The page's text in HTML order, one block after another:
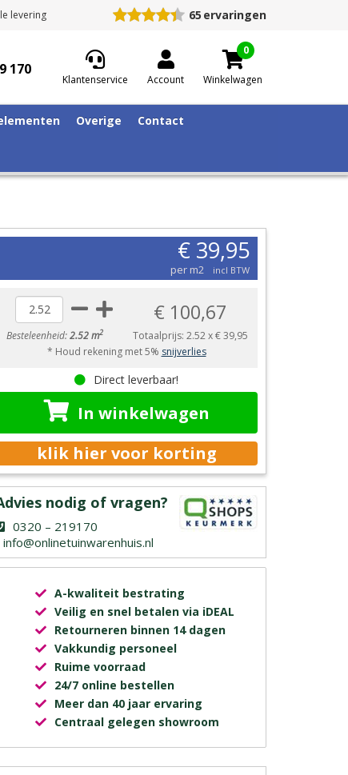
levering 65 ervaringen
170
Klantenservice Account
0
Winkelwagen
Overige Contact
€ 39,95
per m2 incl BTW
Besteleenheid:2.52 m2
€ 100,67
Totaalprijs: 2.52x€ 39,95
* Houd rekening met 5% snijverlies
Direct leverbaar!
In winkelwagen
klik hier voor korting
nodig of vragen?
0320 – 219170
info@onlinetuinwarenhuis.nl
A-kwaliteit bestrating
Veilig en snel betalen via iDEAL
Retourneren binnen 14 dagen
Vakkundig personeel
Ruime voorraad
24/7 online bestellen
Meer dan 40 jaar ervaring
Centraal gelegen showroom